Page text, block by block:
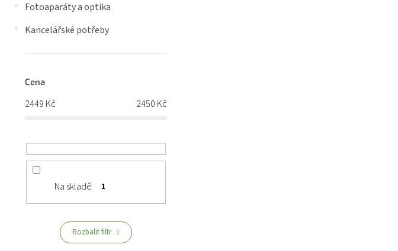
Fotoaparáty a optika
Kancelářské potřeby
Cena
2449 Kč 2450 Kč
Na skladě 1
Rozbalit filtr